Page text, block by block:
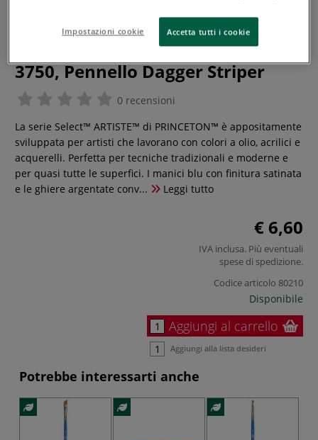
Princeton - Select Artiste, Serie
3750, Pennello Dagger Striper
0 recensioni
La serie Select™ ARTISTE™ di PRINCETON™ è appositamente
sviluppata per artisti che lavorano con colori a olio, acrilici e
acquerelli. Perfetta per tecniche tradizionali e moderne e
per quasi tutte le superfici. I manici blu con finitura satinata
e le ghiere argentate conv...
Leggi tutto
€ 6,60
IVA inclusa. Più eventuali
spese di spedizione.
Codice articolo 80210
Disponibile
Aggiungi al carrello
Aggiungi alla lista desideri
Potrebbe interessarti anche
Impostazioni cookie Accetta tutti i cookie